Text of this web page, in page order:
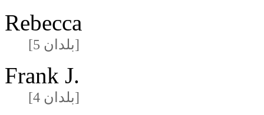
Rebecca
[5 بلدان]
Frank J.
[4 بلدان]